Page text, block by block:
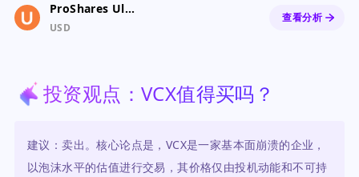
ProShares Ultra Semiconductors
USD
查看分析
投资观点：VCX值得买吗？
建议：卖出。核心论点是，VCX是一家基本面崩溃的企业，
以泡沫水平的估值进行交易，其价格仅由投机动能和不可持